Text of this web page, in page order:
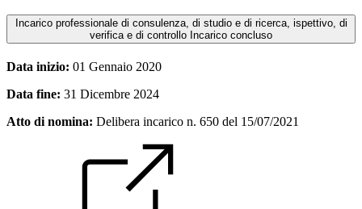
Incarico professionale di consulenza, di studio e di ricerca, ispettivo, di
verifica e di controllo Incarico concluso
Data inizio: 01 Gennaio 2020
Data fine: 31 Dicembre 2024
Atto di nomina: Delibera incarico n. 650 del 15/07/2021